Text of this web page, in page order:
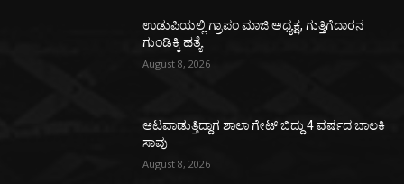
ಉಡುಪಿಯಲ್ಲಿ ಗ್ರಾಪಂ ಮಾಜಿ ಅಧ್ಯಕ್ಷ, ಗುತ್ತಿಗೆದಾರನ
ಗುಂಡಿಕ್ಕಿ ಹತ್ಯೆ
August 8, 2026
ಆಟವಾಡುತ್ತಿದ್ದಾಗ ಶಾಲಾ ಗೇಟ್‌ ಬಿದ್ದು 4 ವರ್ಷದ ಬಾಲಕಿ
ಸಾವು
August 8, 2026